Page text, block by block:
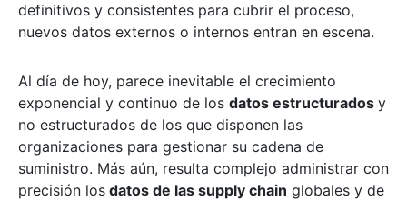
definitivos y consistentes para cubrir el proceso,
nuevos datos externos o internos entran en escena.
Al día de hoy, parece inevitable el crecimiento
exponencial y continuo de los datos estructurados y
no estructurados de los que disponen las
organizaciones para gestionar su cadena de
suministro. Más aún, resulta complejo administrar con
precisión los datos de las supply chain globales y de